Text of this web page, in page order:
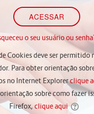
o seu usuário ou
Cookies deve ser permitido
Para obter orientação
no Internet Explorerclique
sobre como fazer
Firefox, clique aqui